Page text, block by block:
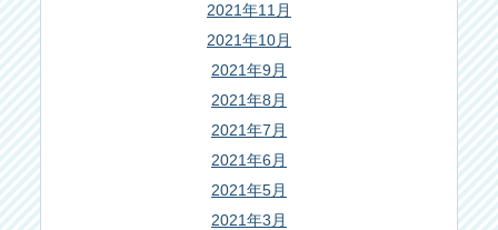
2021年11月
2021年10月
2021年9月
2021年8月
2021年7月
2021年6月
2021年5月
2021年3月